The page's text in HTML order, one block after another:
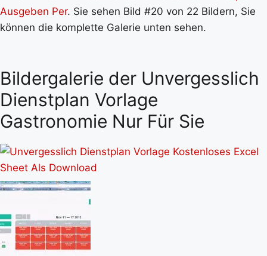
Ausgeben Per. Sie sehen Bild #20 von 22 Bildern, Sie
können die komplette Galerie unten sehen.
Bildergalerie der Unvergesslich
Dienstplan Vorlage
Gastronomie Nur Für Sie